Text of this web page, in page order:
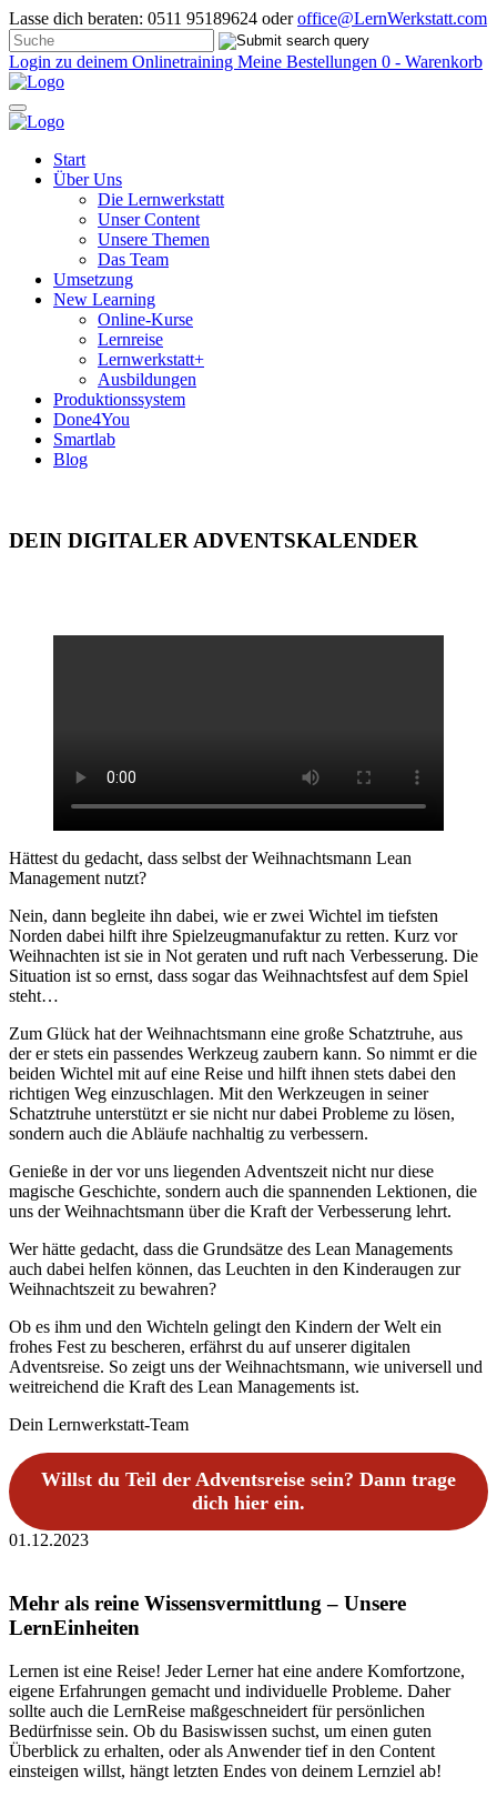
Lasse dich beraten: 0511 95189624 oderoffice@LernWerkstatt.com
Login zu deinem Onlinetraining Meine Bestellungen 0 - Warenkorb
Start
Über Uns
Die Lernwerkstatt
Unser Content
Unsere Themen
Das Team
Umsetzung
New Learning
Online-Kurse
Lernreise
Lernwerkstatt+
Ausbildungen
Produktionssystem
Done4You
Smartlab
Blog
DEIN DIGITALER ADVENTSKALENDER
Hättest du gedacht, dass selbst der Weihnachtsmann Lean
Management nutzt?
Nein, dann begleite ihn dabei, wie er zwei Wichtel im tiefsten
Norden dabei hilft ihre Spielzeugmanufaktur zu retten. Kurz vor
Weihnachten ist sie in Not geraten und ruft nach Verbesserung. Die
Situation ist so ernst, dass sogar das Weihnachtsfest auf dem Spiel
steht…
Zum Glück hat der Weihnachtsmann eine große Schatztruhe, aus
der er stets ein passendes Werkzeug zaubern kann. So nimmt er die
beiden Wichtel mit auf eine Reise und hilft ihnen stets dabei den
richtigen Weg einzuschlagen. Mit den Werkzeugen in seiner
Schatztruhe unterstützt er sie nicht nur dabei Probleme zu lösen,
sondern auch die Abläufe nachhaltig zu verbessern.
Genieße in der vor uns liegenden Adventszeit nicht nur diese
magische Geschichte, sondern auch die spannenden Lektionen, die
uns der Weihnachtsmann über die Kraft der Verbesserung lehrt.
Wer hätte gedacht, dass die Grundsätze des Lean Managements
auch dabei helfen können, das Leuchten in den Kinderaugen zur
Weihnachtszeit zu bewahren?
Ob es ihm und den Wichteln gelingt den Kindern der Welt ein
frohes Fest zu bescheren, erfährst du auf unserer digitalen
Adventsreise. So zeigt uns der Weihnachtsmann, wie universell und
weitreichend die Kraft des Lean Managements ist.
Dein Lernwerkstatt-Team
Willst du Teil der Adventsreise sein? Dann trage
dich hier ein.
01.12.2023
Mehr als reine Wissensvermittlung – Unsere
LernEinheiten
Lernen ist eine Reise! Jeder Lerner hat eine andere Komfortzone,
eigene Erfahrungen gemacht und individuelle Probleme. Daher
sollte auch die LernReise maßgeschneidert für persönlichen
Bedürfnisse sein. Ob du Basiswissen suchst, um einen guten
Überblick zu erhalten, oder als Anwender tief in den Content
einsteigen willst, hängt letzten Endes von deinem Lernziel ab!